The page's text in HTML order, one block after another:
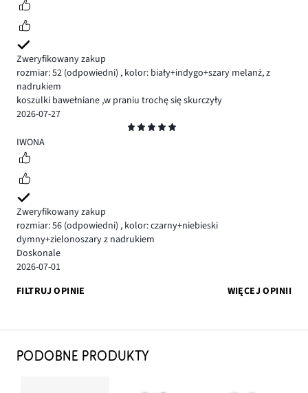
Zweryfikowany zakup
rozmiar: 52 (odpowiedni) , kolor: biały+indygo+szary melanż, z
nadrukiem
koszulki bawełniane ,w praniu trochę się skurczyły
2026-07-27
5
IWONA
Zweryfikowany zakup
rozmiar: 56 (odpowiedni) , kolor: czarny+niebieski
dymny+zielonoszary z nadrukiem
Doskonale
2026-07-01
FILTRUJ OPINIE
WIĘCEJ OPINII
PODOBNE PRODUKTY